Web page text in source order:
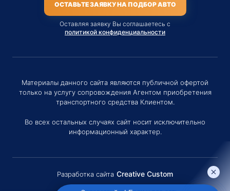
ОСТАВЬТЕ ЗАЯВКУ НА ПОДБОР АВТО
Оставляя заявку Вы соглашаетесь с
политикой конфиденциальности
Материалы данного сайта являются публичной офертой
только на услугу сопровождения Агентом приобретения
транспортного средства Клиентом.
Во всех остальных случаях сайт носит исключительно
информационный характер.
Разработка сайта Creative Custom